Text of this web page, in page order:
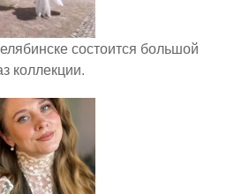
состоится большой
коллекции.